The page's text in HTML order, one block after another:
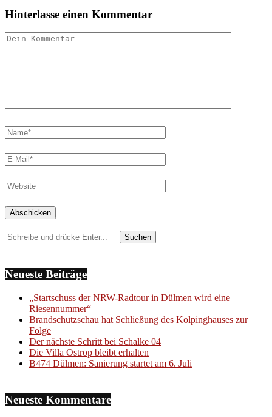
Hinterlasse einen Kommentar
Neueste Beiträge
„Startschuss der NRW-Radtour in Dülmen wird eine
Riesennummer“
Brandschutzschau hat Schließung des Kolpinghauses zur
Folge
Der nächste Schritt bei Schalke 04
Die Villa Ostrop bleibt erhalten
B474 Dülmen: Sanierung startet am 6. Juli
Neueste Kommentare